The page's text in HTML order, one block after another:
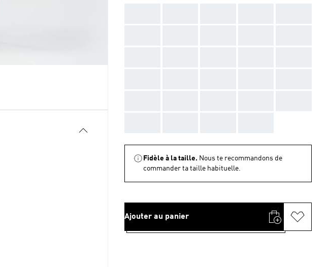
Fidèle à la taille. Nous te recommandons de
commander ta taille habituelle.
Ajouter au panier